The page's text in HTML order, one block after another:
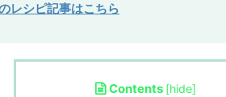
レシピ記事はこちら
Contents [hide]